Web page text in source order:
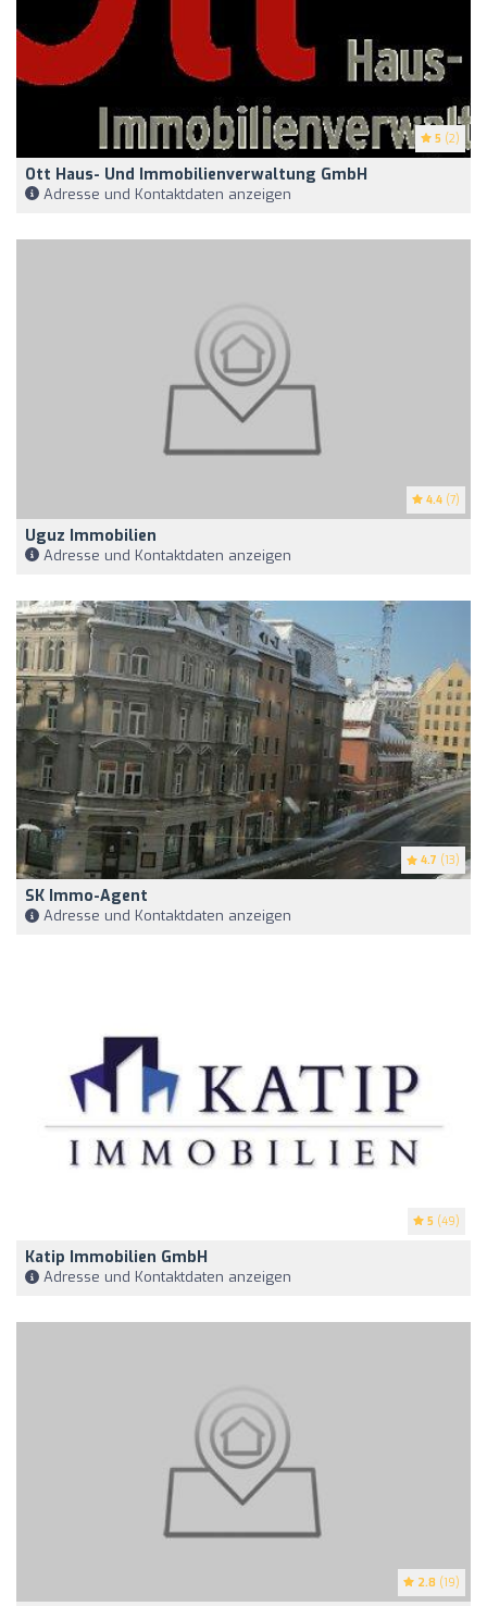
5 (2)
Ott Haus- Und Immobilienverwaltung GmbH
Adresse und Kontaktdaten anzeigen
4.4 (7)
Uguz Immobilien
Adresse und Kontaktdaten anzeigen
4.7 (13)
SK Immo-Agent
Adresse und Kontaktdaten anzeigen
5 (49)
Katip Immobilien GmbH
Adresse und Kontaktdaten anzeigen
2.8 (19)